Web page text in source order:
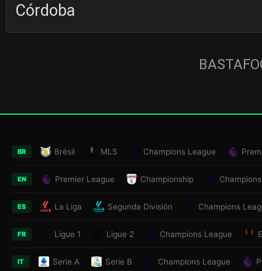
Córdoba
BR Brésil MLS Champions League
EN Premier League Championship
ES La Liga Segunda División Champions
FR Ligue 1 Ligue 2 Champions League
IT Serie A Serie B Champions League